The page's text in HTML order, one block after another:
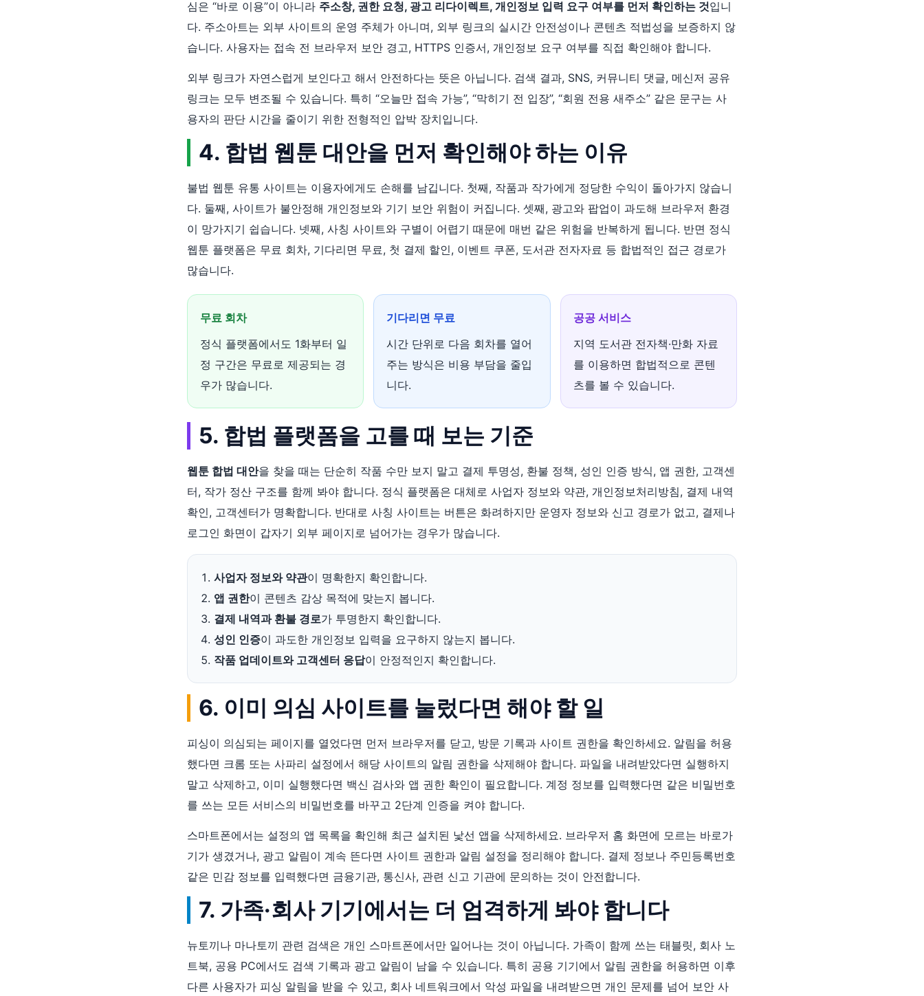
심은 “바로 이용”이 아니라 주소창, 권한 요청, 광고 리다이렉트, 개인정보 입력 요구 여부를 먼저 확인하는 것입니
다. 주소아트는 외부 사이트의 운영 주체가 아니며, 외부 링크의 실시간 안전성이나 콘텐츠 적법성을 보증하지 않
습니다. 사용자는 접속 전 브라우저 보안 경고, HTTPS 인증서, 개인정보 요구 여부를 직접 확인해야 합니다.
외부 링크가 자연스럽게 보인다고 해서 안전하다는 뜻은 아닙니다. 검색 결과, SNS, 커뮤니티 댓글, 메신저 공유
링크는 모두 변조될 수 있습니다. 특히 “오늘만 접속 가능”, “막히기 전 입장”, “회원 전용 새주소” 같은 문구는 사
용자의 판단 시간을 줄이기 위한 전형적인 압박 장치입니다.
4. 합법 웹툰 대안을 먼저 확인해야 하는 이유
불법 웹툰 유통 사이트는 이용자에게도 손해를 남깁니다. 첫째, 작품과 작가에게 정당한 수익이 돌아가지 않습니
다. 둘째, 사이트가 불안정해 개인정보와 기기 보안 위험이 커집니다. 셋째, 광고와 팝업이 과도해 브라우저 환경
이 망가지기 쉽습니다. 넷째, 사칭 사이트와 구별이 어렵기 때문에 매번 같은 위험을 반복하게 됩니다. 반면 정식
웹툰 플랫폼은 무료 회차, 기다리면 무료, 첫 결제 할인, 이벤트 쿠폰, 도서관 전자자료 등 합법적인 접근 경로가
많습니다.
무료 회차
정식 플랫폼에서도 1화부터 일
정 구간은 무료로 제공되는 경
우가 많습니다.
기다리면 무료
시간 단위로 다음 회차를 열어
주는 방식은 비용 부담을 줄입
니다.
공공 서비스
지역 도서관 전자책·만화 자료
를 이용하면 합법적으로 콘텐
츠를 볼 수 있습니다.
5. 합법 플랫폼을 고를 때 보는 기준
웹툰 합법 대안을 찾을 때는 단순히 작품 수만 보지 말고 결제 투명성, 환불 정책, 성인 인증 방식, 앱 권한, 고객센
터, 작가 정산 구조를 함께 봐야 합니다. 정식 플랫폼은 대체로 사업자 정보와 약관, 개인정보처리방침, 결제 내역
확인, 고객센터가 명확합니다. 반대로 사칭 사이트는 버튼은 화려하지만 운영자 정보와 신고 경로가 없고, 결제나
로그인 화면이 갑자기 외부 페이지로 넘어가는 경우가 많습니다.
사업자 정보와 약관이 명확한지 확인합니다.
앱 권한이 콘텐츠 감상 목적에 맞는지 봅니다.
결제 내역과 환불 경로가 투명한지 확인합니다.
성인 인증이 과도한 개인정보 입력을 요구하지 않는지 봅니다.
작품 업데이트와 고객센터 응답이 안정적인지 확인합니다.
6. 이미 의심 사이트를 눌렀다면 해야 할 일
피싱이 의심되는 페이지를 열었다면 먼저 브라우저를 닫고, 방문 기록과 사이트 권한을 확인하세요. 알림을 허용
했다면 크롬 또는 사파리 설정에서 해당 사이트의 알림 권한을 삭제해야 합니다. 파일을 내려받았다면 실행하지
말고 삭제하고, 이미 실행했다면 백신 검사와 앱 권한 확인이 필요합니다. 계정 정보를 입력했다면 같은 비밀번호
를 쓰는 모든 서비스의 비밀번호를 바꾸고 2단계 인증을 켜야 합니다.
스마트폰에서는 설정의 앱 목록을 확인해 최근 설치된 낯선 앱을 삭제하세요. 브라우저 홈 화면에 모르는 바로가
기가 생겼거나, 광고 알림이 계속 뜬다면 사이트 권한과 알림 설정을 정리해야 합니다. 결제 정보나 주민등록번호
같은 민감 정보를 입력했다면 금융기관, 통신사, 관련 신고 기관에 문의하는 것이 안전합니다.
7. 가족·회사 기기에서는 더 엄격하게 봐야 합니다
뉴토끼나 마나토끼 관련 검색은 개인 스마트폰에서만 일어나는 것이 아닙니다. 가족이 함께 쓰는 태블릿, 회사 노
트북, 공용 PC에서도 검색 기록과 광고 알림이 남을 수 있습니다. 특히 공용 기기에서 알림 권한을 허용하면 이후
다른 사용자가 피싱 알림을 받을 수 있고, 회사 네트워크에서 악성 파일을 내려받으면 개인 문제를 넘어 보안 사